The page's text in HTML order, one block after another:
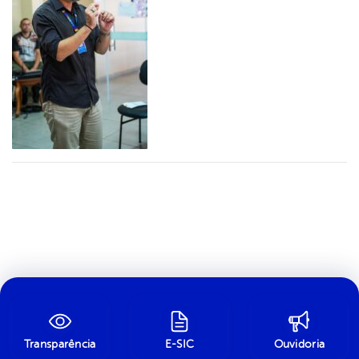
Transparência E-SIC Ouvidoria